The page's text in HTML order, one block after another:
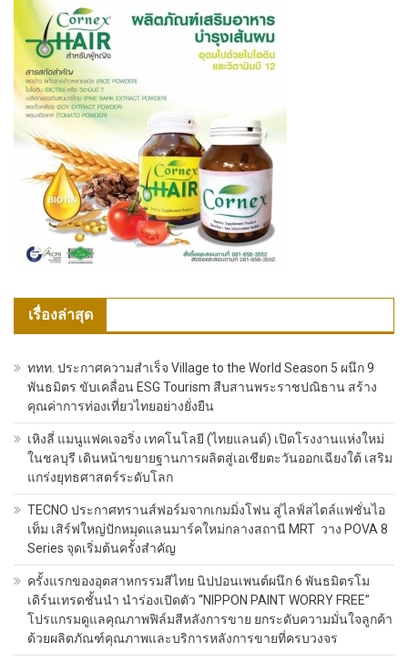
เรื่องล่าสุด
ททท. ประกาศความสำเร็จ Village to the World Season 5 ผนึก 9
พันธมิตร ขับเคลื่อน ESG Tourism สืบสานพระราชปณิธาน สร้าง
คุณค่าการท่องเที่ยวไทยอย่างยั่งยืน
เหิงลี่ แมนูแฟคเจอริ่ง เทคโนโลยี (ไทยแลนด์) เปิดโรงงานแห่งใหม่
ในชลบุรี เดินหน้าขยายฐานการผลิตสู่เอเชียตะวันออกเฉียงใต้ เสริม
แกร่งยุทธศาสตร์ระดับโลก
TECNO ประกาศทรานส์ฟอร์มจากเกมมิ่งโฟน สู่ไลฟ์สไตล์แฟชั่นไอ
เท็ม เสิร์ฟใหญ่ปักหมุดแลนมาร์คใหม่กลางสถานี MRT วาง POVA 8
Series จุดเริ่มต้นครั้งสำคัญ
ครั้งแรกของอุตสาหกรรมสีไทย นิปปอนเพนต์ผนึก 6 พันธมิตรโม
เดิร์นเทรดชั้นนำ นำร่องเปิดตัว “NIPPON PAINT WORRY FREE”
โปรแกรมดูแลคุณภาพฟิล์มสีหลังการขาย ยกระดับความมั่นใจลูกค้า
ด้วยผลิตภัณฑ์คุณภาพและบริการหลังการขายที่ครบวงจร